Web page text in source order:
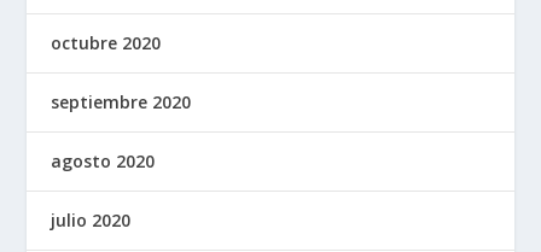
octubre 2020
septiembre 2020
agosto 2020
julio 2020